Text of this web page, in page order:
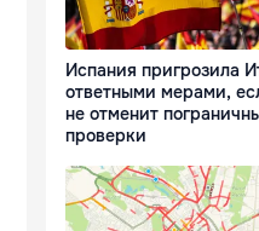
Испания пригрозила
ответными мерами,
не отменит
проверки